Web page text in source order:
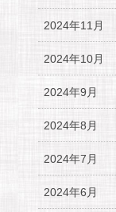
2024年11月
2024年10月
2024年9月
2024年8月
2024年7月
2024年6月